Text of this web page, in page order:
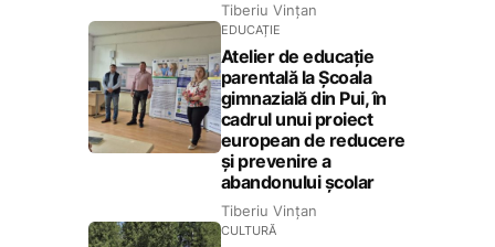
Tiberiu Vințan
EDUCAȚIE
Atelier de educație
parentală la Școala
gimnazială din Pui, în
cadrul unui proiect
european de reducere
și prevenire a
abandonului școlar
Tiberiu Vințan
CULTURĂ